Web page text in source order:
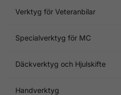
Verktyg för Veteranbilar
Specialverktyg för MC
Däckverktyg och Hjulskifte
Handverktyg